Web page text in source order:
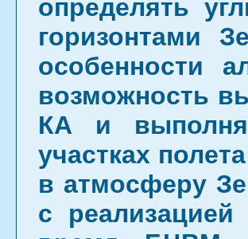
определять
горизонтами
особенности
возможность
КА и
участках
в атмосферу
с